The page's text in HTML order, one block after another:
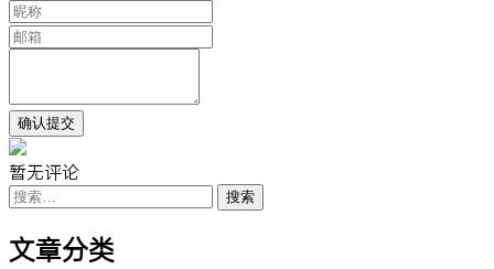
暂无评论
搜
索：
文章分类